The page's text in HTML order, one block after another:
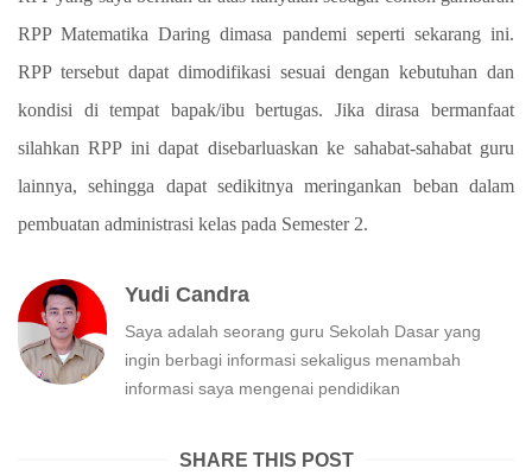
RPP Matematika Daring dimasa pandemi seperti sekarang ini.
RPP tersebut dapat dimodifikasi sesuai dengan kebutuhan dan
kondisi di tempat bapak/ibu bertugas. Jika dirasa bermanfaat
silahkan RPP ini dapat disebarluaskan ke sahabat-sahabat guru
lainnya, sehingga dapat sedikitnya meringankan beban dalam
pembuatan administrasi kelas pada Semester 2.
Yudi Candra
Saya adalah seorang guru Sekolah Dasar yang
ingin berbagi informasi sekaligus menambah
informasi saya mengenai pendidikan
SHARE THIS POST